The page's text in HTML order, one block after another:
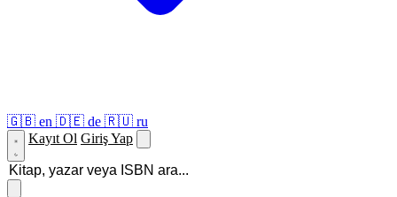
🇬🇧 en 🇩🇪 de 🇷🇺 ru
Kayıt Ol Giriş Yap